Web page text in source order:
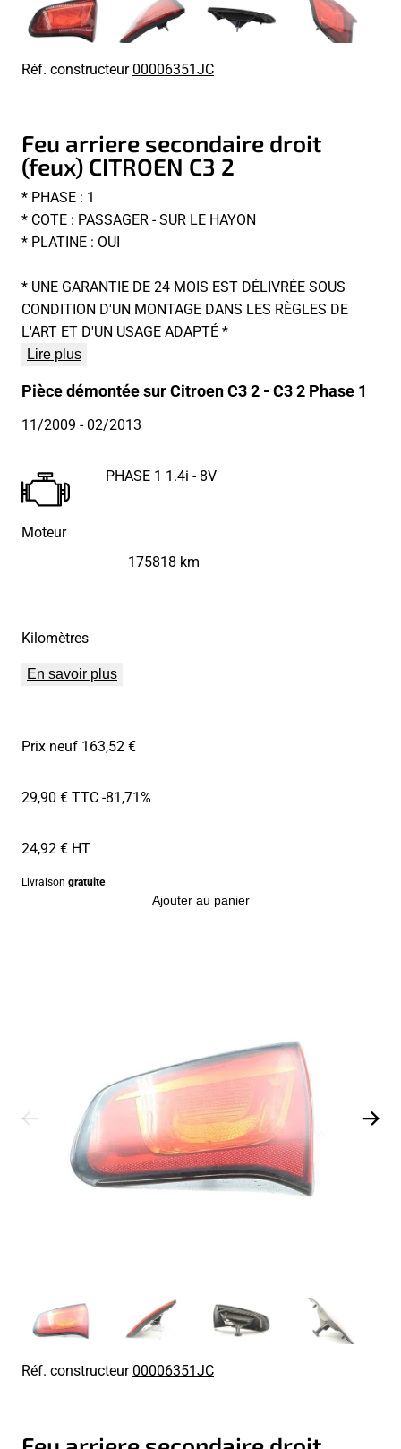
Réf. constructeur00006351JC
Feu arriere secondaire droit
(feux) CITROEN C3 2
* PHASE : 1
* COTE : PASSAGER - SUR LE HAYON
* PLATINE : OUI
* UNE GARANTIE DE 24 MOIS EST DÉLIVRÉE SOUS
CONDITION D'UN MONTAGE DANS LES RÈGLES DE
L'ART ET D'UN USAGE ADAPTÉ *
Lire plus
Pièce démontée sur Citroen C3 2 - C3 2 Phase 1
11/2009 - 02/2013
Moteur
PHASE 1 1.4i - 8V
Kilomètres
175818 km
En savoir plus
Prix neuf 163,52 €
29,90 € TTC-81,71%
24,92 € HT
Livraison gratuite
Ajouter au panier
Réf. constructeur00006351JC